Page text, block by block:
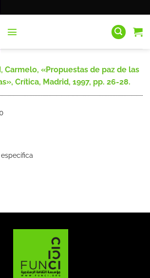
Carmelo, «Propuestas de paz de las
Crítica, Madrid, 1997, pp. 26-28.